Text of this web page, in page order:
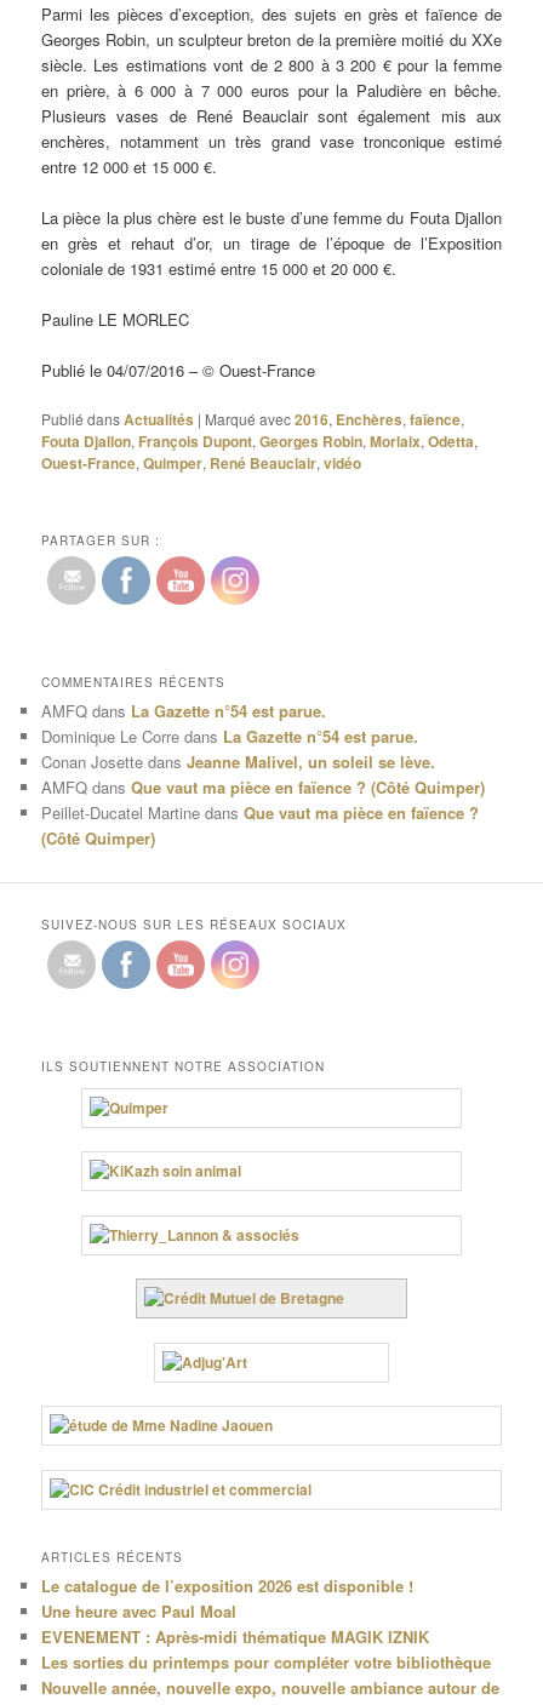
Parmi les pièces d’exception, des sujets en grès et faïence de
Georges Robin, un sculpteur breton de la première moitié du XXe
siècle. Les estimations vont de 2 800 à 3 200 € pour la femme
en prière, à 6 000 à 7 000 euros pour la Paludière en bêche.
Plusieurs vases de René Beauclair sont également mis aux
enchères, notamment un très grand vase tronconique estimé
entre 12 000 et 15 000 €.
La pièce la plus chère est le buste d’une femme du Fouta Djallon
en grès et rehaut d’or, un tirage de l’époque de l’Exposition
coloniale de 1931 estimé entre 15 000 et 20 000 €.
Pauline LE MORLEC
Publié le 04/07/2016 – © Ouest-France
Publié dansActualités | Marqué avec2016, Enchères,faïence,
Fouta Djallon, François Dupont,Georges Robin,Morlaix,Odetta,
Ouest-France,Quimper, René Beauclair,vidéo
PARTAGER SUR :
COMMENTAIRES RÉCENTS
AMFQ dans La Gazette n°54 est parue.
Dominique Le Corre dans La Gazette n°54 est parue.
Conan Josette dansJeanne Malivel, un soleil se lève.
AMFQ dansQue vaut ma pièce en faïence ? (Côté Quimper)
Peillet-Ducatel Martine dansQue vaut ma pièce en faïence ?
(Côté Quimper)
SUIVEZ-NOUS SUR LES RÉSEAUX SOCIAUX
ILS SOUTIENNENT NOTRE ASSOCIATION
ARTICLES RÉCENTS
Le catalogue de l’exposition 2026 est disponible !
Une heure avec Paul Moal
EVENEMENT : Après-midi thématique MAGIK IZNIK
Les sorties du printemps pour compléter votre bibliothèque
Nouvelle année, nouvelle expo, nouvelle ambiance autour de